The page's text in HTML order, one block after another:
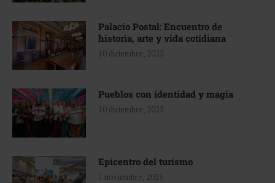
Palacio Postal: Encuentro de
historia, arte y vida cotidiana
10 diciembre, 2025
Pueblos con identidad y magia
10 diciembre, 2025
Epicentro del turismo
7 noviembre, 2025